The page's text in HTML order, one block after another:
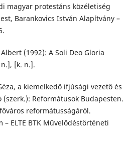
magyar protestáns közéletiség
Barankovics István Alapítvány –
Albert (1992): A Soli Deo Gloria
[k. n.].
a kiemelkedő ifjúsági vezető és
(szerk.): Reformátusok Budapesten.
reformátusságáról.
ELTE BTK Művelődéstörténeti